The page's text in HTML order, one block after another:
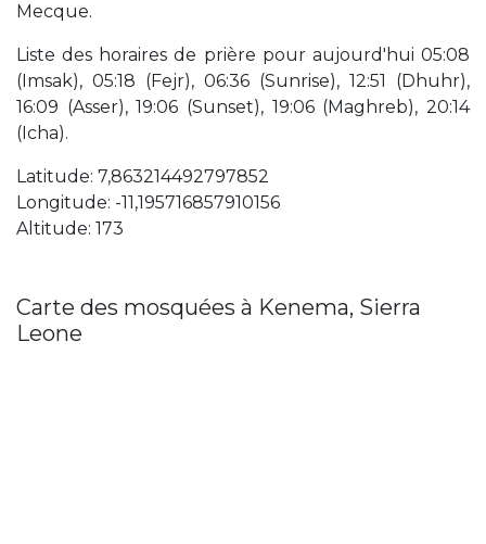
Mecque.
Liste des horaires de prière pour aujourd'hui 05:08
(Imsak), 05:18 (Fejr), 06:36 (Sunrise), 12:51 (Dhuhr),
16:09 (Asser), 19:06 (Sunset), 19:06 (Maghreb), 20:14
(Icha).
Latitude: 7,863214492797852
Longitude: -11,195716857910156
Altitude: 173
Carte des mosquées à Kenema, Sierra
Leone